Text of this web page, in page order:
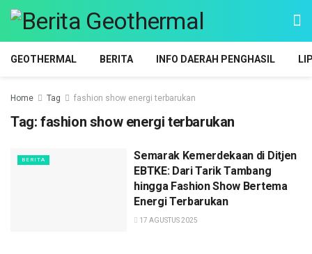
GEOTHERMAL BERITA INFO DAERAH PENGHASIL
Home Tag fashion show energi terbarukan
Tag: fashion show energi terbarukan
BERITA
Semarak Kemerdekaan di Ditjen
EBTKE: Dari Tarik Tambang
hingga Fashion Show Bertema
Energi Terbarukan
17 AGUSTUS 2025